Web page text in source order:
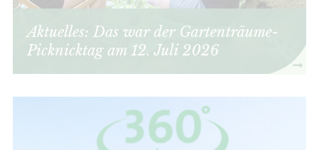
Aktuelles: Das war der Gartenträume-
Picknicktag am 12. Juli 2026